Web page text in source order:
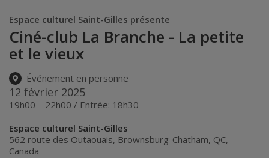
Espace culturel Saint-Gilles présente
Ciné-club La Branche - La petite
et le vieux
Événement en personne
12 février 2025
19h00 – 22h00 / Entrée: 18h30
Espace culturel Saint-Gilles
562 route des Outaouais, Brownsburg-Chatham, QC,
Canada